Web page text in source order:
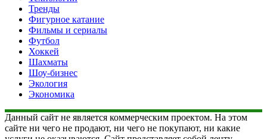
Тренды
Фигурное катание
Фильмы и сериалы
Футбол
Хоккей
Шахматы
Шоу-бизнес
Экология
Экономика
Данный сайт не является коммерческим проектом. На этом
сайте ни чего не продают, ни чего не покупают, ни какие